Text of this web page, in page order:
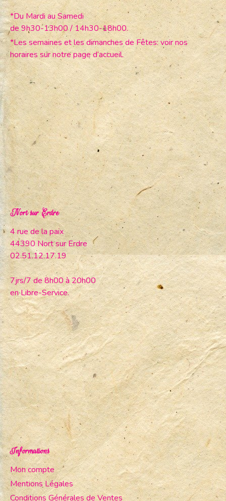
*Du Mardi au Samedi
de 9h30-13h00 / 14h30-18h00.
*Les semaines et les dimanches de Fêtes: voir nos
horaires sur notre page d’accueil.
Nort sur Erdre
4 rue de la paix
44390 Nort sur Erdre
02.51.12.17.19
7jrs/7 de 8h00 à 20h00
en Libre-Service.
Informations
Mon compte
Mentions Légales
Conditions Générales de Ventes